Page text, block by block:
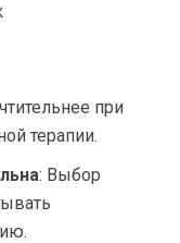
при
терапии.
: Выбор